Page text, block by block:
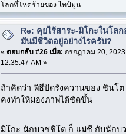
โลกที่โหดร้ายของ ไทป์มูน
Re: คุยไร้สาระ-มิโกะในโลก
มันมีชีวิตอยู่อย่างไรครับ?
« ตอบกลับ #26 เมื่อ: กรกฎาคม 20,
12:35:47 AM »
ถ้าคิดว่า พิธีปัดรังควานของ ชินโ
คงทำให้มองภาพได้ชัดขึ้น
มิโกะ นักบวชชิโต ก็ แม่ชี กับนักบ